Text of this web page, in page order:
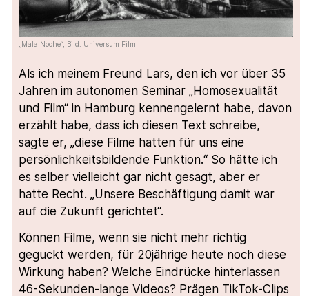
„Mala Noche“, Bild: Universum Film
Als ich meinem Freund Lars, den ich vor über 35
Jahren im autonomen Seminar „Homosexualität
und Film“ in Hamburg kennengelernt habe, davon
erzählt habe, dass ich diesen Text schreibe,
sagte er, „diese Filme hatten für uns eine
persönlichkeitsbildende Funktion.“ So hätte ich
es selber vielleicht gar nicht gesagt, aber er
hatte Recht. „Unsere Beschäftigung damit war
auf die Zukunft gerichtet“.
Können Filme, wenn sie nicht mehr richtig
geguckt werden, für 20jährige heute noch diese
Wirkung haben? Welche Eindrücke hinterlassen
46-Sekunden-lange Videos? Prägen TikTok-Clips